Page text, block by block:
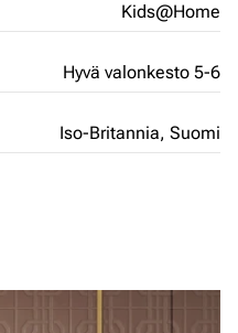
Kids@Home
Hyvä valonkesto 5-6
Iso-Britannia, Suomi